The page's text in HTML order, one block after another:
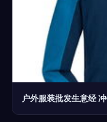
户外服装批发生意经